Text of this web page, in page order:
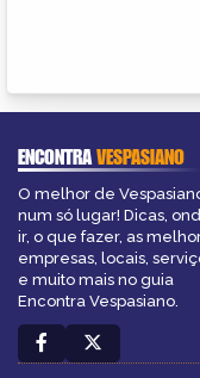
ENCONTRAVESPASIANO
O melhor de
num só lugar! Dicas,
ir, o que fazer, as
empresas, locais,
e muito mais no guia
Encontra Vespasiano.